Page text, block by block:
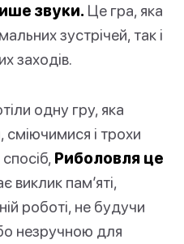
звуки. Це гра, яка
зустрічей, так і
заходів.
одну гру, яка
сміючимися і трохи
Риболовля це
виклик пам’яті,
роботі, не будучи
незручною для